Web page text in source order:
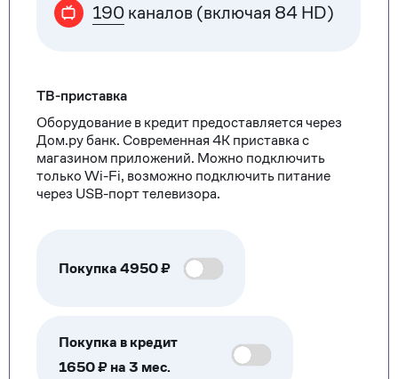
190 каналов (включая 84 HD)
ТВ-приставка
Оборудование в кредит предоставляется через
Дом.ру банк. Современная 4К приставка с
магазином приложений. Можно подключить
только Wi-Fi, возможно подключить питание
через USB-порт телевизора.
Покупка4950₽
Покупка в кредит
1650 ₽ на 3 мес.